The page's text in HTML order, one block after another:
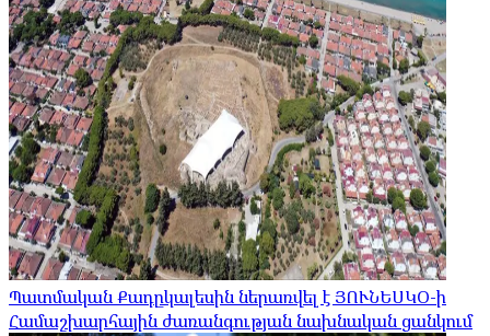
Պատմական Քադըկալեսին ներառվել է ՅՈՒՆԵՍԿՕ-ի
Համաշխարհային ժառանգության նախնական ցանկում